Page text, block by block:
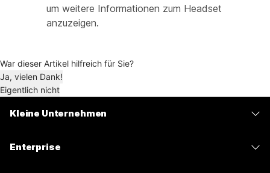
um weitere Informationen zum Headset
anzuzeigen.
War dieser Artikel hilfreich für Sie?
Ja, vielen Dank!
Eigentlich nicht
Kleine Unternehmen
Enterprise